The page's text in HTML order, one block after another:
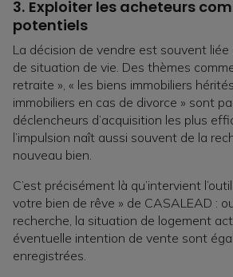
3. Exploiter les acheteurs
potentiels
La décision de vendre est souvent
de situation de vie. Des thèmes
retraite », « les biens immobiliers
immobiliers en cas de divorce » sont
déclencheurs d’acquisition les plus
l’impulsion naît aussi souvent de la
nouveau bien.
C’est précisément là qu’intervient
votre bien de rêve » de CASALEAD :
recherche, la situation de logement
éventuelle intention de vente sont
enregistrées.